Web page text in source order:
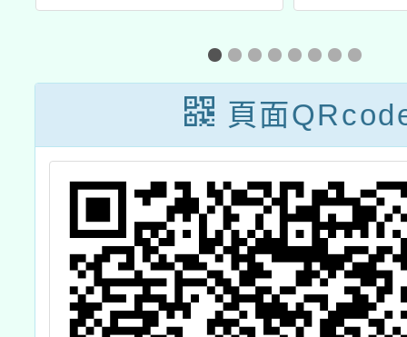
強化健康飲食教
育，因應食農教
育法公布實施，
特修訂「高級中
等以下學校健康
飲食教育指導內
容及規劃」供學
校參考運用
文教
「食
列-罐
醬油
傳至
請轉知
食品
正
頁面